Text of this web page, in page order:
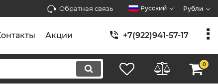
Обратная связь Русский Рубли
Акции +7(922)941-57-17
0